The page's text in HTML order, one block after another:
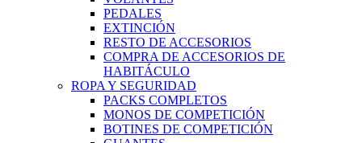
PEDALES
EXTINCIÓN
RESTO DE ACCESORIOS
COMPRA DE ACCESORIOS DE
HABITÁCULO
ROPA Y SEGURIDAD
PACKS COMPLETOS
MONOS DE COMPETICIÓN
BOTINES DE COMPETICIÓN